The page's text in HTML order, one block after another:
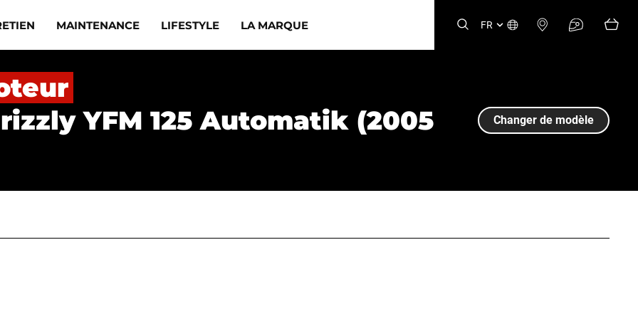
MAINTENANCE LIFESTYLE LA MARQUE FR
YFM 125 Automatik (2005
Changer de modèle